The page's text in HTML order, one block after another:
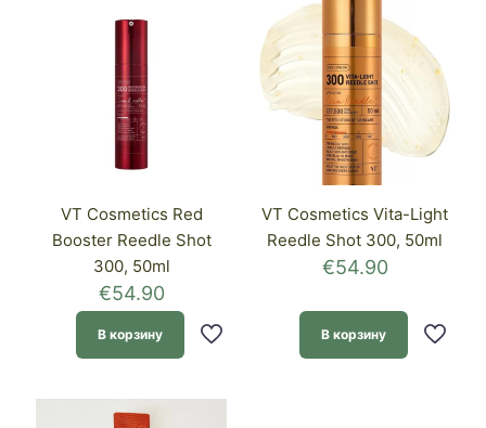
VT Cosmetics Red
Booster Reedle Shot
300, 50ml
€54.90
В корзину
VT Cosmetics Vita-Light
Reedle Shot 300, 50ml
€54.90
В корзину